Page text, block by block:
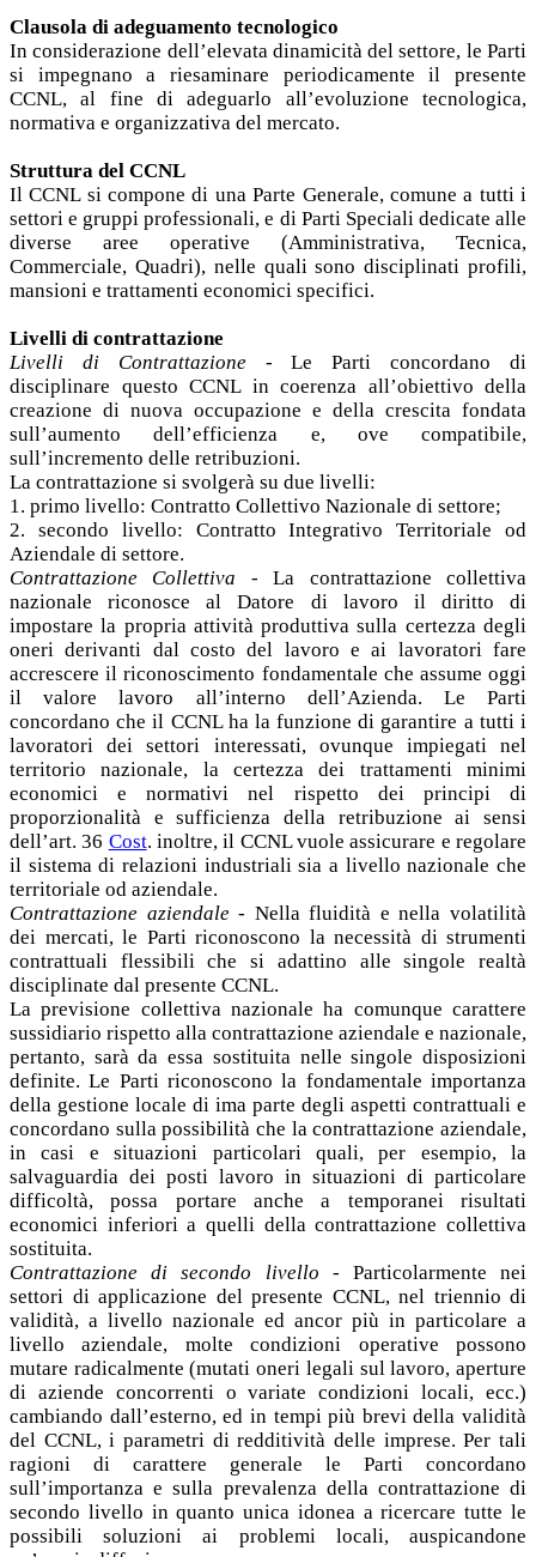
Clausola di adeguamento tecnologico
In considerazione dell’elevata dinamicità del settore, le Parti
si impegnano a riesaminare periodicamente il presente
CCNL, al fine di adeguarlo all’evoluzione tecnologica,
normativa e organizzativa del mercato.
Struttura del CCNL
Il CCNL si compone di una Parte Generale, comune a tutti i
settori e gruppi professionali, e di Parti Speciali dedicate alle
diverse aree operative (Amministrativa, Tecnica,
Commerciale, Quadri), nelle quali sono disciplinati profili,
mansioni e trattamenti economici specifici.
Livelli di contrattazione
Livelli di Contrattazione- Le Parti concordano di
disciplinare questo CCNL in coerenza all’obiettivo della
creazione di nuova occupazione e della crescita fondata
sull’aumento dell’efficienza e, ove compatibile,
sull’incremento delle retribuzioni.
La contrattazione si svolgerà su due livelli:
1. primo livello: Contratto Collettivo Nazionale di settore;
2. secondo livello: Contratto Integrativo Territoriale od
Aziendale di settore.
Contrattazione Collettiva - La contrattazione collettiva
nazionale riconosce al Datore di lavoro il diritto di
impostare la propria attività produttiva sulla certezza degli
oneri derivanti dal costo del lavoro e ai lavoratori fare
accrescere il riconoscimento fondamentale che assume oggi
il valore lavoro all’interno dell’Azienda. Le Parti
concordano che il CCNL ha la funzione di garantire a tutti i
lavoratori dei settori interessati, ovunque impiegati nel
territorio nazionale, la certezza dei trattamenti minimi
economici e normativi nel rispetto dei principi di
proporzionalità e sufficienza della retribuzione ai sensi
dell’art. 36 Cost. inoltre, il CCNL vuole assicurare e regolare
il sistema di relazioni industriali sia a livello nazionale che
territoriale od aziendale.
Contrattazione aziendale- Nella fluidità e nella volatilità
dei mercati, le Parti riconoscono la necessità di strumenti
contrattuali flessibili che si adattino alle singole realtà
disciplinate dal presente CCNL.
La previsione collettiva nazionale ha comunque carattere
sussidiario rispetto alla contrattazione aziendale e nazionale,
pertanto, sarà da essa sostituita nelle singole disposizioni
definite. Le Parti riconoscono la fondamentale importanza
della gestione locale di ima parte degli aspetti contrattuali e
concordano sulla possibilità che la contrattazione aziendale,
in casi e situazioni particolari quali, per esempio, la
salvaguardia dei posti lavoro in situazioni di particolare
difficoltà, possa portare anche a temporanei risultati
economici inferiori a quelli della contrattazione collettiva
sostituita.
Contrattazione di secondo livello - Particolarmente nei
settori di applicazione del presente CCNL, nel triennio di
validità, a livello nazionale ed ancor più in particolare a
livello aziendale, molte condizioni operative possono
mutare radicalmente (mutati oneri legali sul lavoro, aperture
di aziende concorrenti o variate condizioni locali, ecc.)
cambiando dall’esterno, ed in tempi più brevi della validità
del CCNL, i parametri di redditività delle imprese. Per tali
ragioni di carattere generale le Parti concordano
sull’importanza e sulla prevalenza della contrattazione di
secondo livello in quanto unica idonea a ricercare tutte le
possibili soluzioni ai problemi locali, auspicandone